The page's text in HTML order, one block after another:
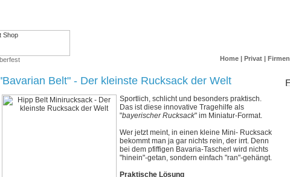
Home | Privat | Firmen
Belt" - Der kleinste Rucksack der Welt
Sportlich, schlicht und besonders praktisch.
Das ist diese innovative Tragehilfe als
"bayerischer Rucksack" im Miniatur-Format.
Wer jetzt meint, in einen kleine Mini- Rucksack
bekommt man ja gar nichts rein, der irrt. Denn
bei dem pfiffigen Bavaria-Tascherl wird nichts
"hinein"-getan, sondern einfach "ran"-gehängt.
Praktische Lösung